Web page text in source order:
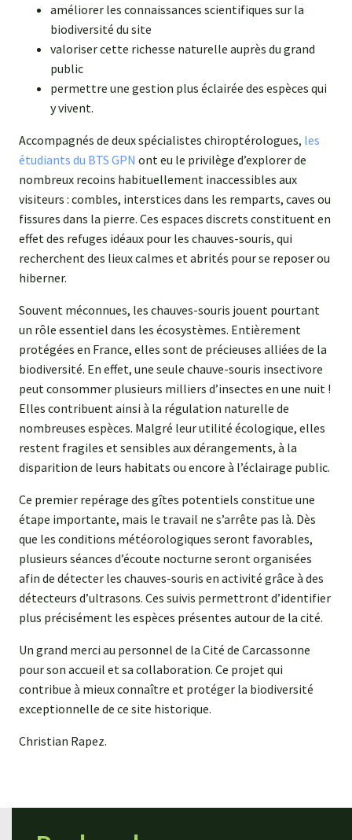
améliorer les connaissances scientifiques sur la
biodiversité du site
valoriser cette richesse naturelle auprès du grand
public
permettre une gestion plus éclairée des espèces qui
y vivent.
Accompagnés de deux spécialistes chiroptérologues, les
étudiants du BTS GPN ont eu le privilège d’explorer de
nombreux recoins habituellement inaccessibles aux
visiteurs : combles, interstices dans les remparts, caves ou
fissures dans la pierre. Ces espaces discrets constituent en
effet des refuges idéaux pour les chauves-souris, qui
recherchent des lieux calmes et abrités pour se reposer ou
hiberner.
Souvent méconnues, les chauves-souris jouent pourtant
un rôle essentiel dans les écosystèmes. Entièrement
protégées en France, elles sont de précieuses alliées de la
biodiversité. En effet, une seule chauve-souris insectivore
peut consommer plusieurs milliers d’insectes en une nuit !
Elles contribuent ainsi à la régulation naturelle de
nombreuses espèces. Malgré leur utilité écologique, elles
restent fragiles et sensibles aux dérangements, à la
disparition de leurs habitats ou encore à l’éclairage public.
Ce premier repérage des gîtes potentiels constitue une
étape importante, mais le travail ne s’arrête pas là. Dès
que les conditions météorologiques seront favorables,
plusieurs séances d’écoute nocturne seront organisées
afin de détecter les chauves-souris en activité grâce à des
détecteurs d’ultrasons. Ces suivis permettront d’identifier
plus précisément les espèces présentes autour de la cité.
Un grand merci au personnel de la Cité de Carcassonne
pour son accueil et sa collaboration. Ce projet qui
contribue à mieux connaître et protéger la biodiversité
exceptionnelle de ce site historique.
Christian Rapez.